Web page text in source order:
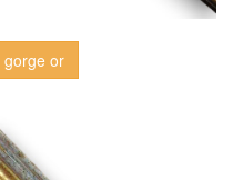
gorge or